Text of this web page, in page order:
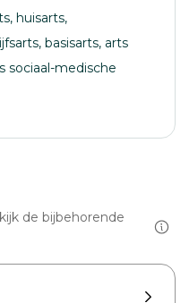
huisarts,
basisarts, arts
sociaal-medische
de bijbehorende